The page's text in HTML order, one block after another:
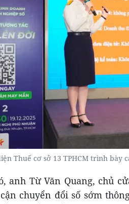
Thuế cơ sở 13 TPHCM trình bày
anh Từ Văn Quang, chủ
chuyển đổi số sớm